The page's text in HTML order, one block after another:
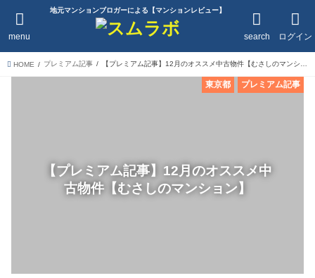
地元マンションブロガーによる【マンションレビュー】
ログイン
search
menu
HOME プレミアム記事
【プレミアム記事】12月のオススメ中
古物件【むさしのマンション】
プレミアム記事
東京都